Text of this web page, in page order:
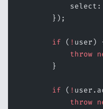
select:
        });
        if
( ! user)
            throw
        }
        if
( !
            throw